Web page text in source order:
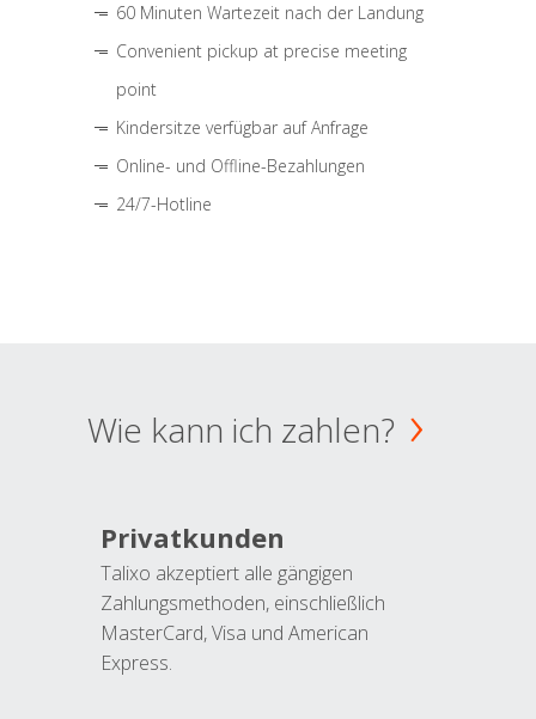
60 Minuten Wartezeit nach der Landung
Convenient pickup at precise meeting
point
Kindersitze verfügbar auf Anfrage
Online- und Offline-Bezahlungen
24/7-Hotline
Wie kann ich zahlen?
Privatkunden
Talixo akzeptiert alle gängigen
Zahlungsmethoden, einschließlich
MasterCard, Visa und American
Express.